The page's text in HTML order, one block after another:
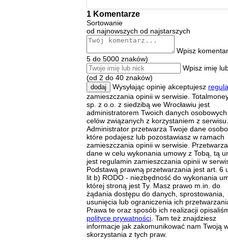
1 Komentarze
Sortowanie
od najnowszych od najstarszych
Wpisz
5 do 5000 znaków)
Wpisz imię
(od 2 do 40 znaków)
dodaj Wysyłając opinię akceptujesz
zamieszczania opinii w serwisie.
sp. z o.o. z siedzibą we Wrocławiu jest
administratorem Twoich danych
celów związanych z korzystaniem z serwisu.
Administrator przetwarza Twoje dane
które podajesz lub pozostawiasz w ramach
zamieszczania opinii w serwisie.
dane w celu wykonania umowy z Tobą, tą
jest regulamin zamieszczania opinii w
Podstawą prawną przetwarzania jest art. 6
lit b) RODO - niezbędność do wykonania
której stroną jest Ty. Masz prawo m.in. do
żądania dostępu do danych, sprostowania,
usunięcia lub ograniczenia ich
Prawa te oraz sposób ich realizacji
polityce prywatności. Tam też znajdziesz
informacje jak zakomunikować nam Twoją
skorzystania z tych praw.